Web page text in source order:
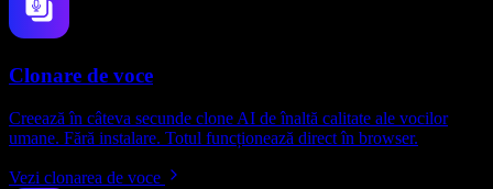
Clonare de voce
Creează în câteva secunde clone AI de înaltă calitate ale vocilor
umane. Fără instalare. Totul funcționează direct în browser.
Vezi clonarea de voce